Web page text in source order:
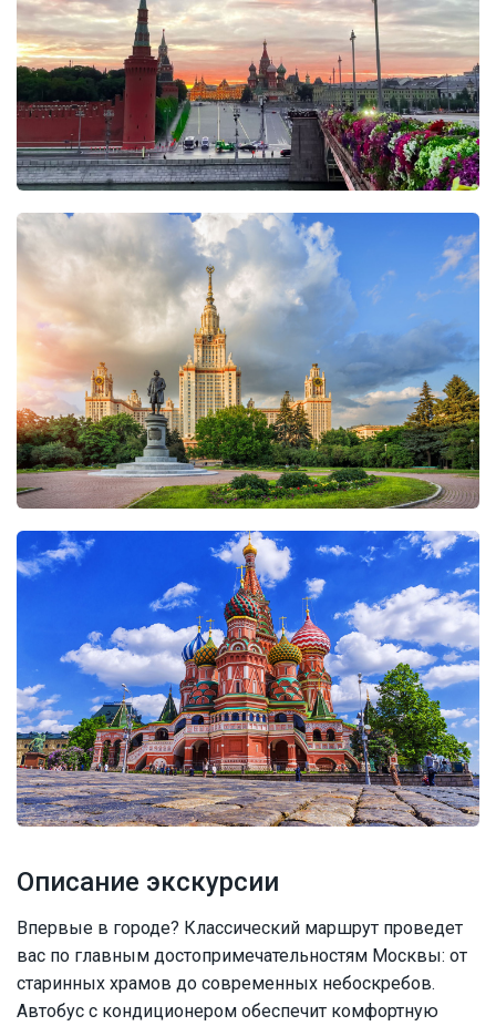
Описание экскурсии
Впервые в городе? Классический маршрут проведет
вас по главным достопримечательностям Москвы: от
старинных храмов до современных небоскребов.
Автобус с кондиционером обеспечит комфортную